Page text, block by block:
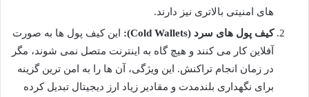
های امنیتی بالاتری نیز دارند.
کیف پول های سرد (Cold Wallets):
این کیف پول ها به صورت
آفلاین کار می کنند و هیچ گاه به اینترنت متصل نمی شوند، مگر
در زمان انجام تراکنش. این ویژگی، آن ها را به امن ترین گزینه
برای نگهداری بلندمدت و مقادیر زیاد ارز دیجیتال تبدیل کرده